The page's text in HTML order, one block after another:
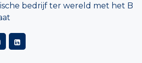
bedrijf ter wereld met het B